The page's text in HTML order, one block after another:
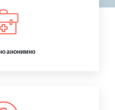
анонимно